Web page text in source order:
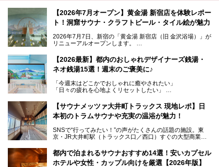
【2026年7月オープン】黄金湯 新宿店を体験レポー
ト！洞窟サウナ・クラフトビール・タイル絵が魅力
2026年7月7日、新宿の「黄金湯 新宿店（旧 金沢浴場）」が
リニューアルオープンします。
レトロでノスタルジックなタイル絵はそのまま、昔からここ
を知る地元の人にも、新しく足を運んでくれる人にも愛され
る、今の時代の"銭湯"として生まれ変わりました。洞窟のよ
ビアバーなど、新しく登場したスポットも併せて紹介しま
す。充実した設備があるのに、基本の入浴料が銭湯価格の5
【2026最新】都内のおしゃれデザイナーズ銭湯・
ネオ銭湯15選！週末のご褒美に♪
「今週末はどこかでおしゃれに癒やされたい」
「日々の疲れを心地よくリセットしたい」
となっている新しいスタイルの銭湯です。
最近、SNSやメディアで「デザイナーズ銭湯」や「ネオ銭
本記事では、そもそもこれらがどんな銭湯なのか、その気に
いおしゃれな名店15選を、おすすめの順番で一挙にご紹介
します。
【サウナメッツァ大井町トラックス 現地レポ】日
本初のトラムサウナや充実の温浴が魅力！
SNSで“行ってみたい！”の声がたくさんの話題の施設。東
京・JR大井町駅（トラックス口／西口）すぐの大型商業施
ツァ大井町トラックス」がニューオープン。施設の様子をレ
ポ―トします。
都内で泊まれるサウナおすすめ14選！安いカプセル
ホテルや女性・カップル向けを厳選【2026年版】